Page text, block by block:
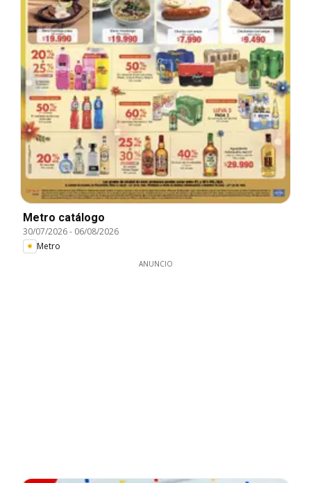
Metro catálogo
30/07/2026- 06/08/2026
Metro
ANUNCIO